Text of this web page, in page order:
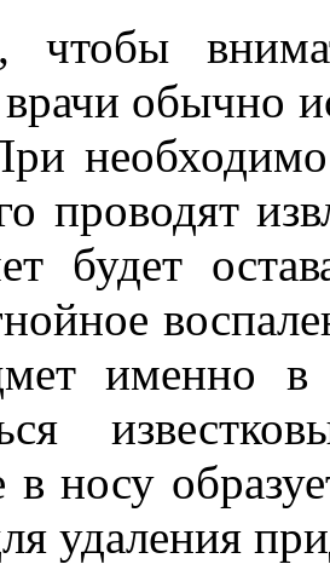
чтобы
обычно
проводят
будет
именно
в носу
удаления